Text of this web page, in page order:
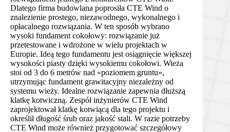
Dlatego firma budowlana poprosiła CTE Wind o
znalezienie prostego, niezawodnego, wykonalnego i
opłacalnego rozwiązania. W ten sposób wybrano
wysoki fundament cokołowy: rozwiązanie już
przetestowane i wdrożone w wielu projektach w
Europie. Ideą tego fundamentu jest osiągnięcie większej
wysokości piasty dzięki wysokiemu cokołowi. Wieża
stoi od 3 do 6 metrów nad «poziomem gruntu»,
utrzymując fundament grawitacyjny niezależny od
systemu wieży. Idealne rozwiązanie zapewnia dłuższą
klatkę kotwiczną. Zespół inżynierów CTE Wind
zaprojektował klatkę kotwiącą dla tego projektu i
określił długość śrub oraz jakość stali. W razie potrzeby
CTE Wind może również przygotować szczegółowy